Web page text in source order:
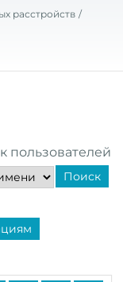
расстройств
пользователей
Поиск